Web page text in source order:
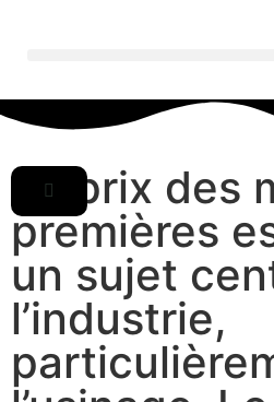
Le prix des
premières
un sujet
l’industrie,